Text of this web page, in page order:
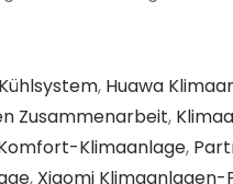
, Huawa
Zusammenarbeit,
Klimaanlage,
, Xiaomi